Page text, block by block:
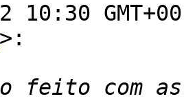
10:30
>:
feito com